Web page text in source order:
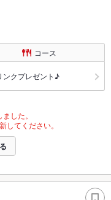
コース
ンクプレゼント♪
した。
してください。